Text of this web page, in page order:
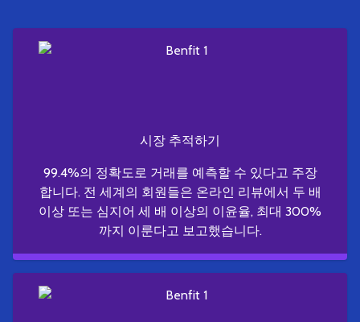
시장 추적하기
99.4%의 정확도로 거래를 예측할 수 있다고 주장
합니다. 전 세계의 회원들은 온라인 리뷰에서 두 배
이상 또는 심지어 세 배 이상의 이윤율, 최대 300%
까지 이룬다고 보고했습니다.